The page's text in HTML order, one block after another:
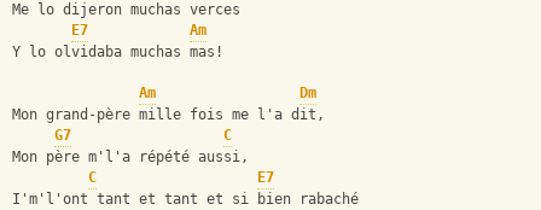
Me lo dijeron muchas verces
E7
Am
Y lo olvidaba muchas mas!
Am
Dm
Mon grand-père mille fois me l'a dit,
G7
C
Mon père m'l'a répété aussi,
C
E7
I'm'l'ont tant et tant et si bien rabaché